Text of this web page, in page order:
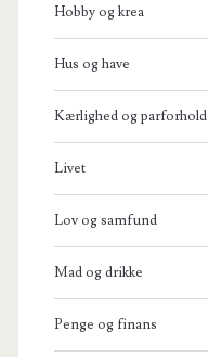
Hobby og krea
Hus og have
Kærlighed og parforhold
Livet
Lov og samfund
Mad og drikke
Penge og finans